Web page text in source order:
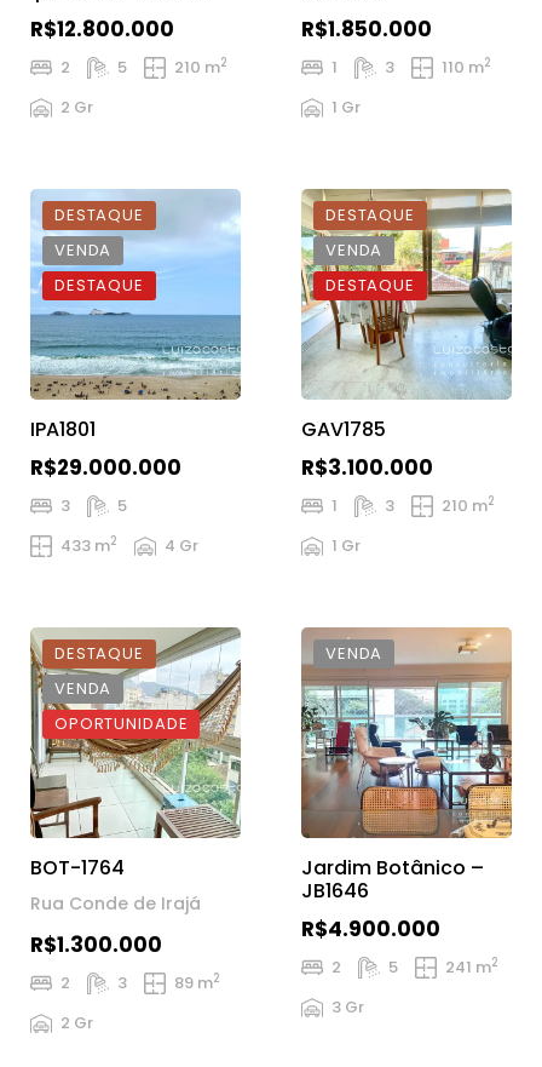
R$12.800.000
2 5 210 m2
2 Gr
R$1.850.000
1 3 110 m2
1 Gr
DESTAQUE
VENDA
DESTAQUE
IPA1801
R$29.000.000
3
5
433 m2 4 Gr
DESTAQUE
VENDA
DESTAQUE
GAV1785
R$3.100.000
1 3 210 m2
1 Gr
DESTAQUE
VENDA
OPORTUNIDADE
BOT-1764
Rua Conde de Irajá
R$1.300.000
2 3 89 m2
2 Gr
VENDA
Jardim Botânico –
JB1646
R$4.900.000
2 5 241 m2
3 Gr